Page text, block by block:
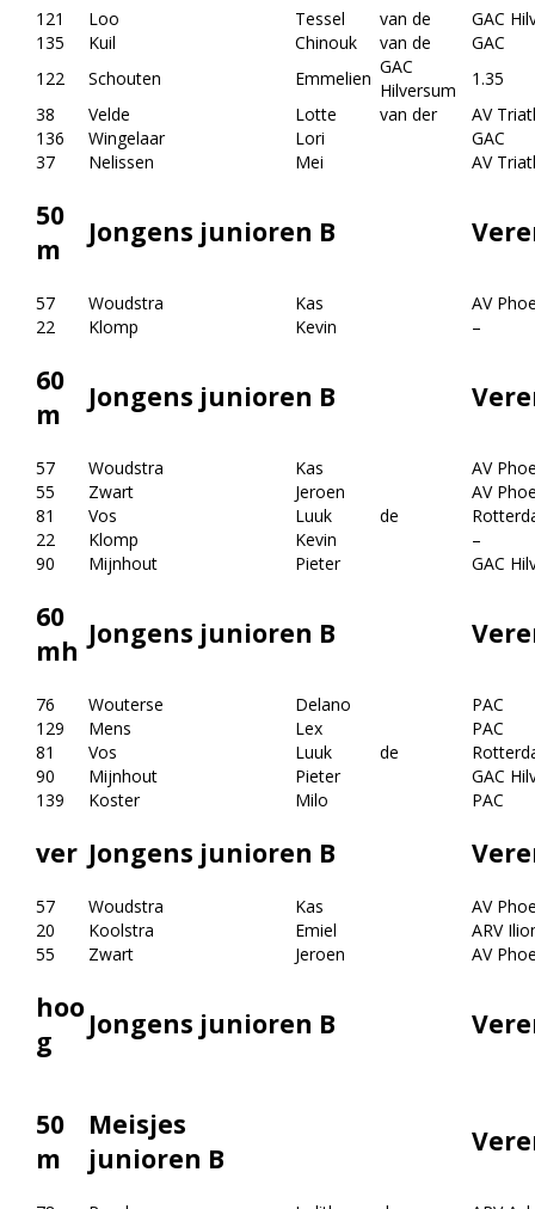
121 Loo Tessel van de
GAC
135
Kuil Chinouk van de
GAC
122
Schouten Emmelien
GAC
Hilversum
1.35
38
Velde Lotte van der
AV
136
Wingelaar Lori
GAC
37
Nelissen Mei AV
50
m
Jongens junioren B
57 Woudstra Kas
AV
22
Klomp Kevin –
60
m
Jongens junioren B
57 Woudstra Kas
AV
55
Zwart Jeroen
AV
81
Vos Luuk de
22
Klomp Kevin
–
90
Mijnhout Pieter GAC
60
mh
Jongens junioren B
76 Wouterse Delano
PAC
129
Mens Lex
PAC
81
Vos Luuk de
90
Mijnhout Pieter
GAC
139
Koster Milo PAC
ver Jongens junioren B
57 Woudstra Kas
AV
20
Koolstra Emiel
ARV
55
Zwart Jeroen AV
hoo
g
Jongens junioren B
50
m
Meisjes
junioren B